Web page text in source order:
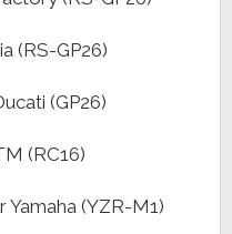
(RS-GP26)
(GP26)
(RC16)
(YZR-M1)